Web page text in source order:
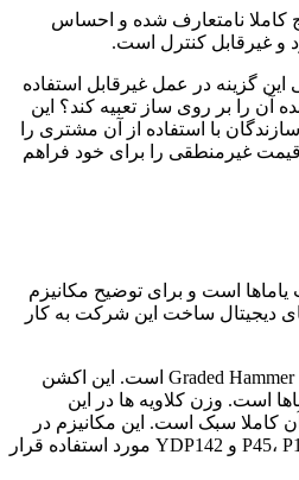
کاملا نامتعارف شده و احساس
و غیرقابل کنترل است.
گزینه در عمل غیرقابل استفاده
آن را بر روی ساز تعبیه کند؟ این
با استفاده از آن مشتری را
غیرمنطقی را برای خود فراهم
است و برای توضیح مکانیزم
دیجیتال ساخت این شرکت به کار‌
GHS مخفف عبارت Graded Hammer Standard است. این اکشن
است. وزن کلاویه ها در این
کاملا سبک است. این مکانیزم در
مدلهای ارزان قیمتی نظیر P45، P115 و YDP142 مورد استفاده قرار